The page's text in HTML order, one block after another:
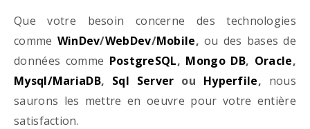
Que votre besoin concerne des technologies
comme WinDev/WebDev/Mobile, ou des bases de
données comme PostgreSQL, Mongo DB, Oracle,
Mysql/MariaDB, Sql Server ou Hyperfile, nous
saurons les mettre en oeuvre pour votre entière
satisfaction.